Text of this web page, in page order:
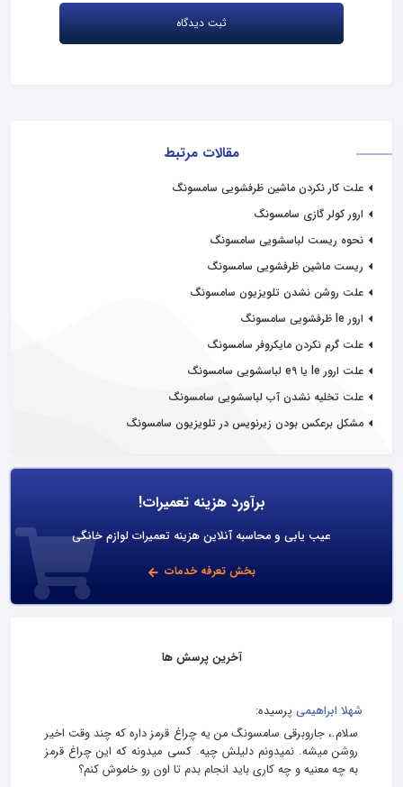
مقالات مرتبط
علت کار نکردن ماشین ظرفشویی سامسونگ
ارور کولر گازی سامسونگ
نحوه ریست لباسشویی سامسونگ
ریست ماشین ظرفشویی سامسونگ
علت روشن نشدن تلویزیون سامسونگ
ارور le ظرفشویی سامسونگ
علت گرم نکردن مایکروفر سامسونگ
علت ارور le یا e9 لباسشویی سامسونگ
علت تخلیه نشدن آب لباسشویی سامسونگ
مشکل برعکس بودن زیرنویس در تلویزیون سامسونگ
برآورد هزینه تعمیرات!
عیب یابی و محاسبه آنلاین هزینه تعمیرات لوازم خانگی
بخش تعرفه خدمات
آخرین پرسش ها
شهلا ابراهیمی پرسیده:
سلام.، جاروبرقی سامسونگ من یه چراغ قرمز داره که چند وقت اخیر
روشن میشه. نمیدونم دلیلش چیه. کسی میدونه که این چراغ قرمز
به چه معنیه و چه کاری باید انجام بدم تا اون رو خاموش کنم؟